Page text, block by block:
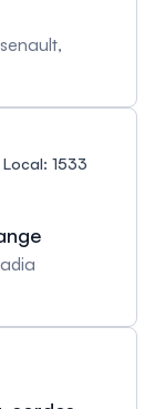
1533